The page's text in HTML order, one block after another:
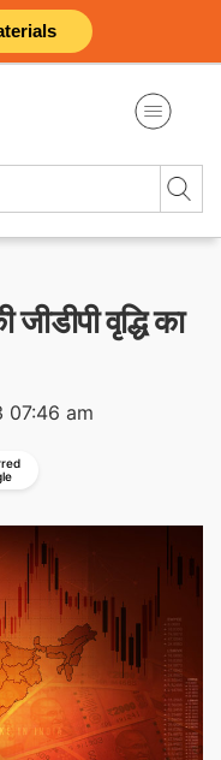
वृद्धि का
07:46 am